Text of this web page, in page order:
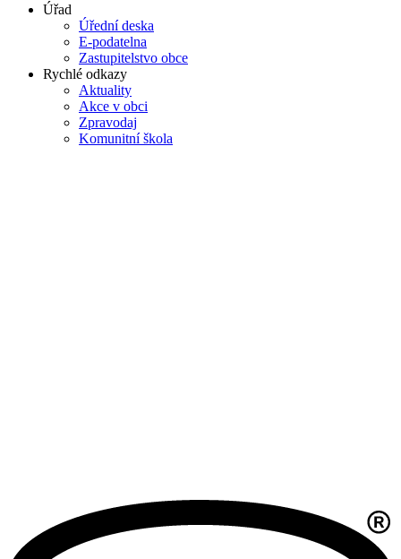
Úřad
Úřední deska
E-podatelna
Zastupitelstvo obce
Rychlé odkazy
Aktuality
Akce v obci
Zpravodaj
Komunitní škola